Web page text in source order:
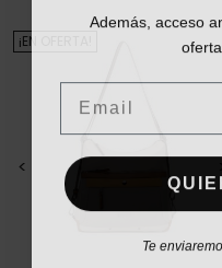
<
¡EN OFERTA!
Además, acceso
Email
Te